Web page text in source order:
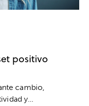
positivo
cambio,
y…